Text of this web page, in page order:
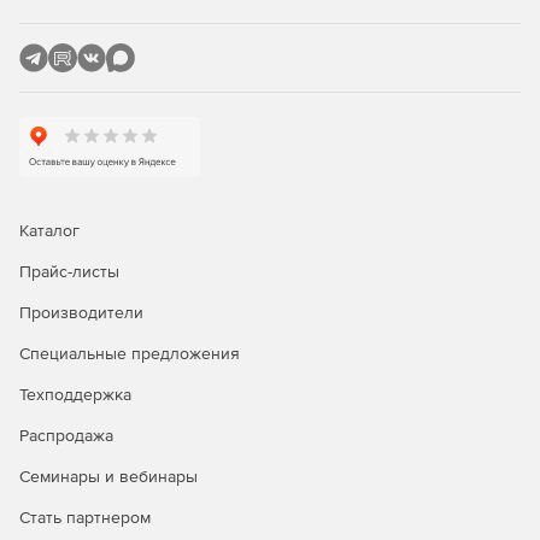
Являясь единственным средством фильтрации
приложение Burstek WebFilter ISA/TMG сочетает в себе
исключительную функциональность с предельной
Directory гарантирует тесную интеграцию программы с
проблем, связанных с несовместимостью приложений, а
большого количества параметров при добавлении или
удалении пользователя.
Своего рода фундаментом Burstek WebFilter ISA/TMG
List. В распоряжении администраторов оказывается
исчерпывающая база данных, в которой представлены
чем в 50 категорий. Патентованная технология отвечает
Каталог
Прайс-листы
Производители
Специальные предложения
Техподдержка
Распродажа
Семинары и вебинары
Стать партнером